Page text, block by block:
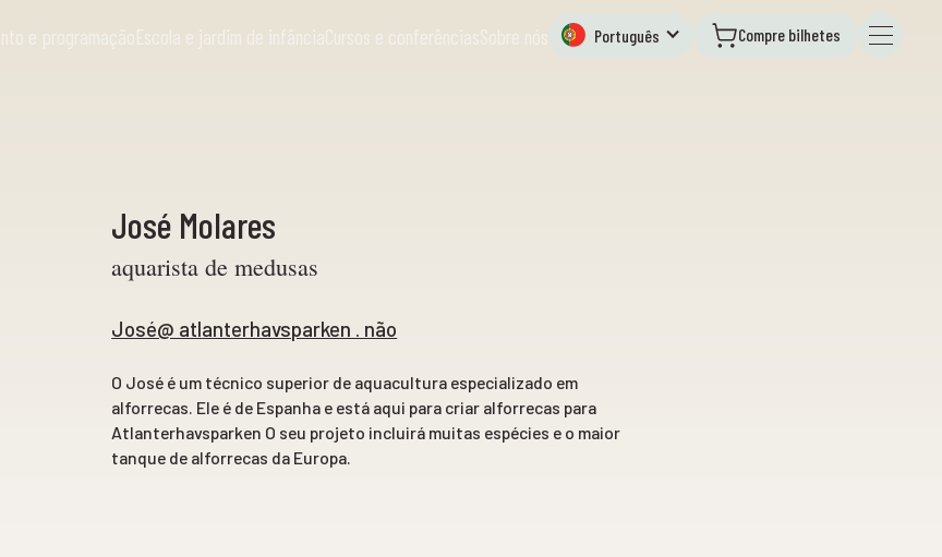
Português Compre bilhetes
José Molares
aquarista de medusas
José@ atlanterhavsparken . não
O José é um técnico superior de aquacultura especializado em
alforrecas. Ele é de Espanha e está aqui para criar alforrecas para
Atlanterhavsparken O seu projeto incluirá muitas espécies e o maior
tanque de alforrecas da Europa.